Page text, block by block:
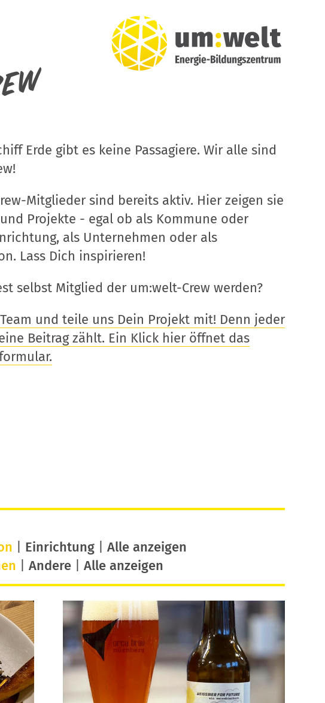
Erde gibt es keine Passagiere. Wir alle sind
Mitglieder sind bereits aktiv. Hier zeigen sie
Projekte - egal ob als Kommune oder
als Unternehmen oder als
Lass Dich inspirieren!
selbst Mitglied der um:welt-Crew werden?
und teile uns Dein Projekt mit! Denn jeder
Beitrag zählt. Ein Klick hier öffnet das
Einrichtung| Alle anzeigen
Andere Alle anzeigen